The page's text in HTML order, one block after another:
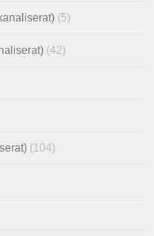
(5)
(42)
(104)